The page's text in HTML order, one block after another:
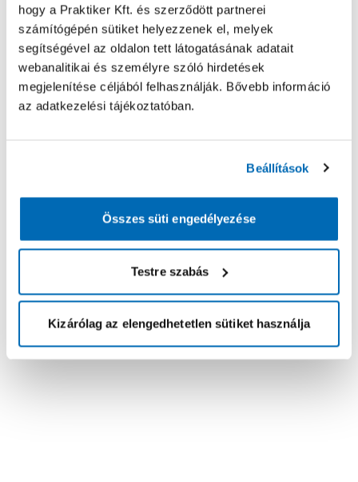
hogy a Praktiker Kft. és szerződött partnerei
számítógépén sütiket helyezzenek el, melyek
segítségével az oldalon tett látogatásának adatait
webanalitikai és személyre szóló hirdetések
megjelenítése céljából felhasználják. Bővebb információ
az adatkezelési tájékoztatóban.
Beállítások
Összes süti engedélyezése
Testre szabás
Kizárólag az elengedhetetlen sütiket használja